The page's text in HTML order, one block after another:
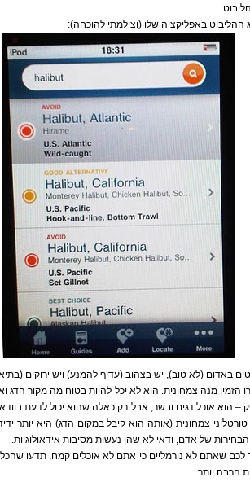
ההליבוט באפליקציה שלו (וצילמתי להוכחה):
באדום (לא טוב), יש בצהוב (עדיף להמנע) ויש ירוקים
הזמין מנה צמחונית. הוא לא יכל להיות בטוח מה מקור הדג
– הוא אוכל דגים ובשר, אבל רק כאלה שהוא יכול לדעת
צמחונית (אותה הוא קיבל במקום הדג) היא יותר
של אדם, ודאי לא שהן נעשות מסיבות אידאולוגיות.
שאתם לא נורמליים כי אתם לא אוכלים קמח, תדעו שהכל
הרבה יותר.